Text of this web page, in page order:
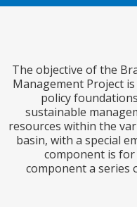
The objective of
Management
policy
sustainable
resources within
basin, with a
component a